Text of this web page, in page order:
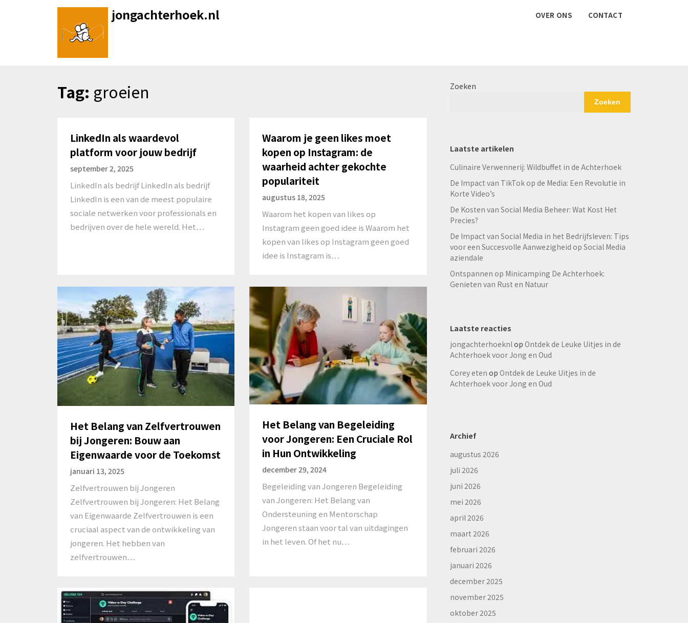
jongachterhoek.nl OVER ONS CONTACT
Tag: groeien
LinkedIn als waardevol
platform voor jouw bedrijf
september 2, 2025
LinkedIn als bedrijf LinkedIn als bedrijf
LinkedIn is een van de meest populaire
sociale netwerken voor professionals en
bedrijven over de hele wereld. Het…
Waarom je geen likes moet
kopen op Instagram: de
waarheid achter gekochte
populariteit
augustus 18, 2025
Waarom het kopen van likes op
Instagram geen goed idee is Waarom het
kopen van likes op Instagram geen goed
idee is Instagram is…
Het Belang van Zelfvertrouwen
bij Jongeren: Bouw aan
Eigenwaarde voor de Toekomst
januari 13, 2025
Zelfvertrouwen bij Jongeren
Zelfvertrouwen bij Jongeren: Het Belang
van Eigenwaarde Zelfvertrouwen is een
cruciaal aspect van de ontwikkeling van
jongeren. Het hebben van
zelfvertrouwen…
Het Belang van Begeleiding
voor Jongeren: Een Cruciale Rol
in Hun Ontwikkeling
december 29, 2024
Begeleiding van Jongeren Begeleiding
van Jongeren: Het Belang van
Ondersteuning en Mentorschap
Jongeren staan voor tal van uitdagingen
in het leven. Of het nu…
Zoeken
Zoeken
Laatste artikelen
Culinaire Verwennerij: Wildbuffet in de Achterhoek
De Impact van TikTok op de Media: Een Revolutie in
Korte Video’s
De Kosten van Social Media Beheer: Wat Kost Het
Precies?
De Impact van Social Media in het Bedrijfsleven: Tips
voor een Succesvolle Aanwezigheid op Social Media
aziendale
Ontspannen op Minicamping De Achterhoek:
Genieten van Rust en Natuur
Laatste reacties
jongachterhoeknlop Ontdek de Leuke Uitjes in de
Achterhoek voor Jong en Oud
Corey eten op Ontdek de Leuke Uitjes in de
Achterhoek voor Jong en Oud
Archief
augustus 2026
juli 2026
juni 2026
mei 2026
april 2026
maart 2026
februari 2026
januari 2026
december 2025
november 2025
oktober 2025